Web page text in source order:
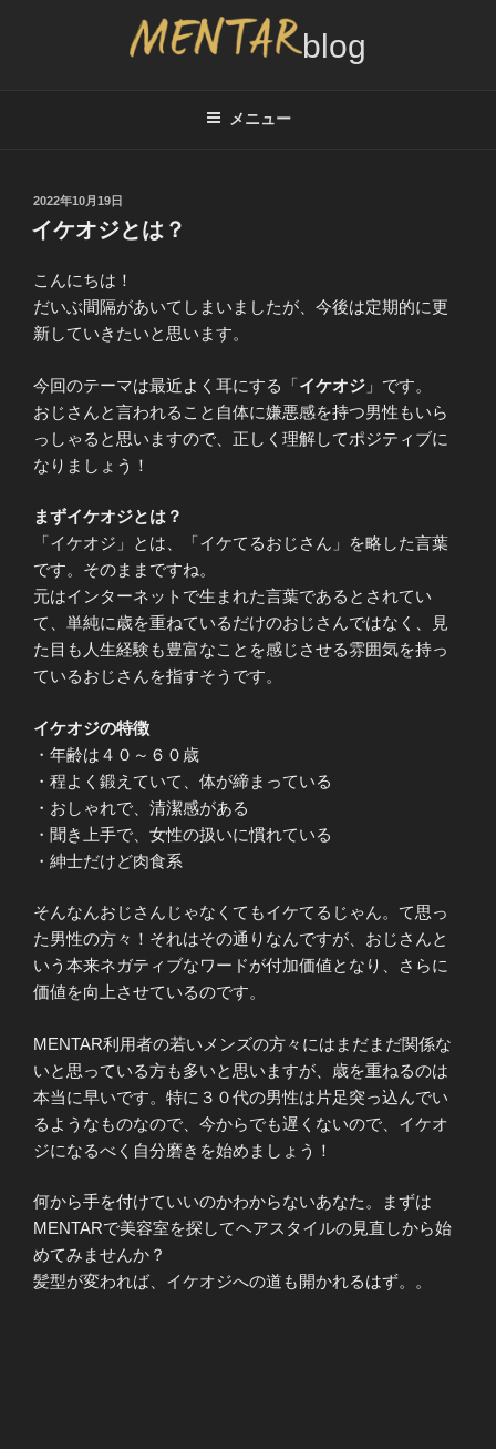
メニュー
投
日:
2022年10月19日
イケオジとは？
こんにちは！
だいぶ間隔があいてしまいましたが、今後は定期的に更
新していきたいと思います。
今回のテーマは最近よく耳にする「イケオジ 」です。
おじさんと言われること自体に嫌悪感を持つ男性もいら
っしゃると思いますので、正しく理解してポジティブに
なりましょう！
まずイケオジとは？
「イケオジ」とは、「イケてるおじさん」を略した言葉
です。そのままですね。
元はインターネットで生まれた言葉であるとされてい
て、単純に歳を重ねているだけのおじさんではなく、見
た目も人生経験も豊富なことを感じさせる雰囲気を持っ
ているおじさんを指すそうです。
イケオジの特徴
・年齢は４０～６０歳
・程よく鍛えていて、体が締まっている
・おしゃれで、清潔感がある
・聞き上手で、女性の扱いに慣れている
・紳士だけど肉食系
そんなんおじさんじゃなくてもイケてるじゃん。て思っ
た男性の方々！それはその通りなんですが、おじさんと
いう本来ネガティブなワードが付加価値となり、さらに
価値を向上させているのです。
MENTAR利用者の若いメンズの方々にはまだまだ関係な
いと思っている方も多いと思いますが、歳を重ねるのは
本当に早いです。特に３０代の男性は片足突っ込んでい
るようなものなので、今からでも遅くないので、イケオ
ジになるべく自分磨きを始めましょう！
何から手を付けていいのかわからないあなた。まずは
MENTARで美容室を探してヘアスタイルの見直しから始
めてみませんか？
髪型が変われば、イケオジへの道も開かれるはず。。